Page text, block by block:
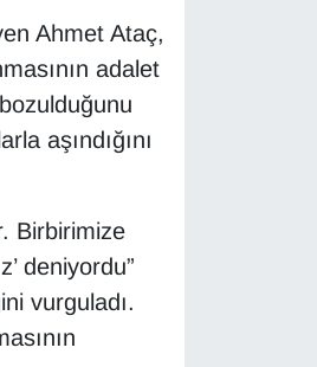
Ahmet Ataç,
adalet
aşındığını
Birbirimize
deniyordu”
vurguladı.